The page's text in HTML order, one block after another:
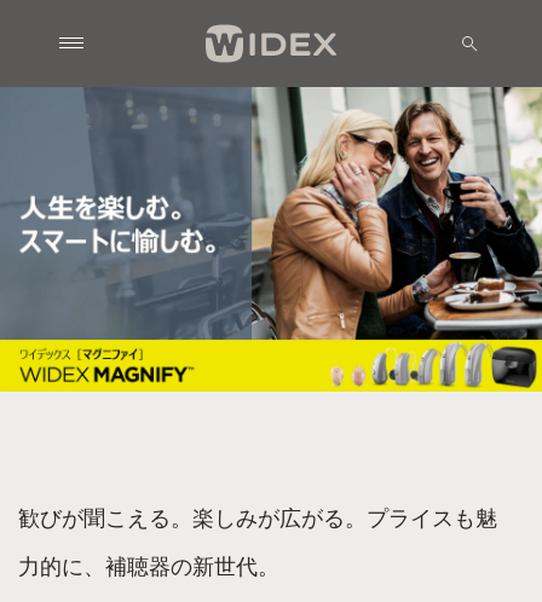
歓びが聞こえる。楽しみが広がる。プライスも魅
力的に、補聴器の新世代。